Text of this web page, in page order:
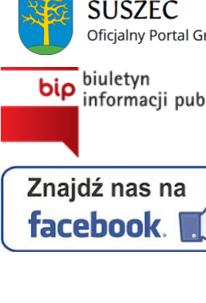
BIP GOS Suszec
Facebook - Hala Sportowa Suszec